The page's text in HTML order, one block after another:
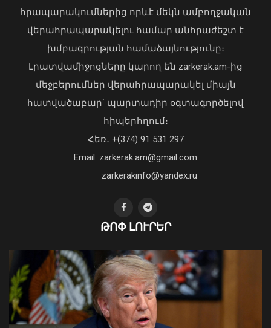
Ճապոնիայում ՀՀ դեսպանը
մասնակցել է Հիրոշիմայի զոհերի
հիշատակի արարողությանը
06 Օգոստոս, 2026 20:56
Ռուստամ Բաքոյանը հանդիպել է ՀՀ-
ում Իրաքի գործերի ժամանակավոր
հավատարմատարի հետ
Վարչապետ Փաշինյանն այցելել է
«ԷԼԵՎԵՅԹ ԷՅԱՅ» արհեստական
բանականության գործարան
հրապարակումներից որևէ մեկն ամբողջական
վերահրապարակելու համար անհրաժեշտ է
խմբագրության համաձայնությունը։
Լրատվամիջոցները կարող են zarkerak.am-ից
մեջբերումներ վերահրապարակել միայն
հատվածաբար՝ պարտադիր օգտագործելով
հիպերհղում։
Հեռ․ +(374) 91 531 297
Email: zarkerak.am@gmail.com
zarkerakinfo@yandex.ru
ԹՈՓ ԼՈՒՐԵՐ